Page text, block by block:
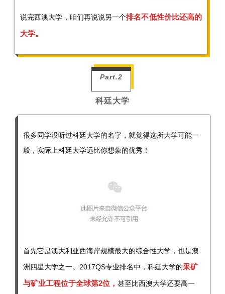
说完西澳大学，咱们再说说另一个排名不低性价比还高的
大学。
Part.2
科廷大学
很多同学没听过科廷大学的名字，就觉得这所大学可能一
般，实际上科廷大学远比你想象的优秀！
首先它是澳大利亚西海岸规模最大的综合性大学，也是澳
洲四星大学之一。2017QS专业排名中，科廷大学的采矿
与矿业工程位于全球第2位， 甚至比西澳大学还要高一